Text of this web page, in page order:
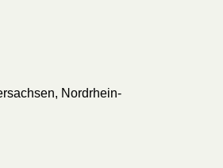
Nordrhein-